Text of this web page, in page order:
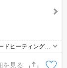
ドヒーティング。
あり。ロードヒー
介手数料家賃の0.5
を見る